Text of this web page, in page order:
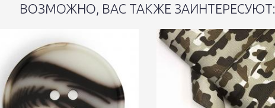
ВОЗМОЖНО, ВАС ТАКЖЕ ЗАИНТЕРЕСУЮТ: